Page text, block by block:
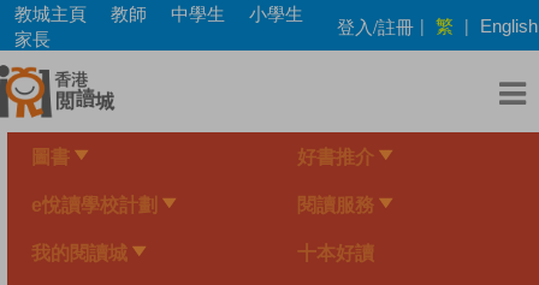
Skip
main
content
教城主頁 教師 中學生
小學生
家長
登入/註冊 | 繁 | English
圖書 好書推介
e悅讀學校計劃 閱讀服務
我的閱讀城 十本好讀